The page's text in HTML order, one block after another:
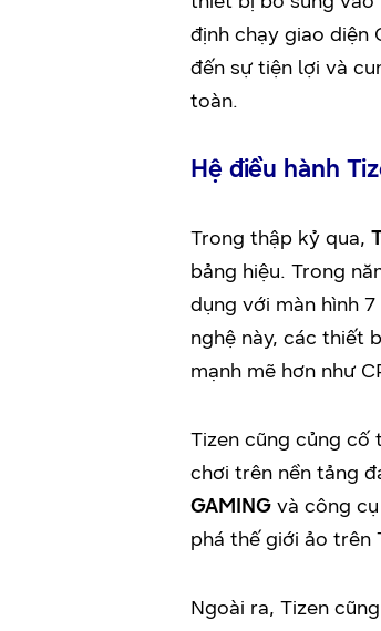
định chạy giao diện
đến sự tiện lợi và
toàn.
Hệ điều hành
Trong thập kỷ qua,
bảng hiệu. Trong
dụng với màn hình
nghệ này, các thiết
mạnh mẽ hơn như
Tizen cũng củng cố
chơi trên nền tảng
GAMING và công
phá thế giới ảo trên
Ngoài ra, Tizen